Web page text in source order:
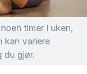
timer i uken,
kan variere
du gjør.